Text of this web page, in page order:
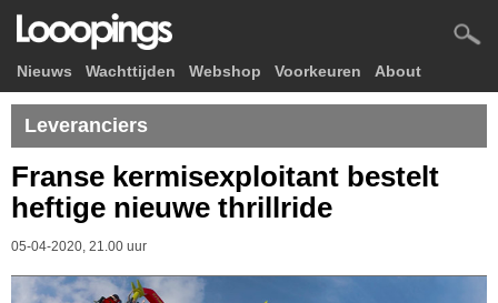
Nieuws Wachttijden Webshop Voorkeuren About
Leveranciers
Franse kermisexploitant bestelt
heftige nieuwe thrillride
05-04-2020, 21.00 uur